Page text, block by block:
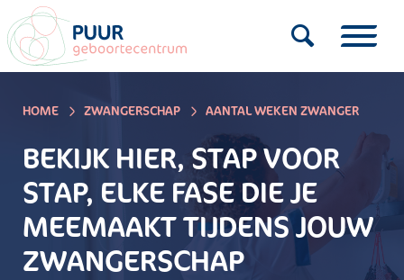
HOME ZWANGERSCHAP AANTAL WEKEN ZWANGER
BEKIJK HIER, STAP VOOR
STAP, ELKE FASE DIE JE
MEEMAAKT TIJDENS JOUW
ZWANGERSCHAP